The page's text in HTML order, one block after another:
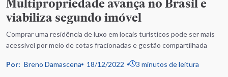
viabiliza segundo imóvel
Comprar uma residência de luxo em locais turísticos pode ser mais
acessível por meio de cotas fracionadas e gestão compartilhada
Por: Breno Damascena 18/12/2022 3 minutos de leitura